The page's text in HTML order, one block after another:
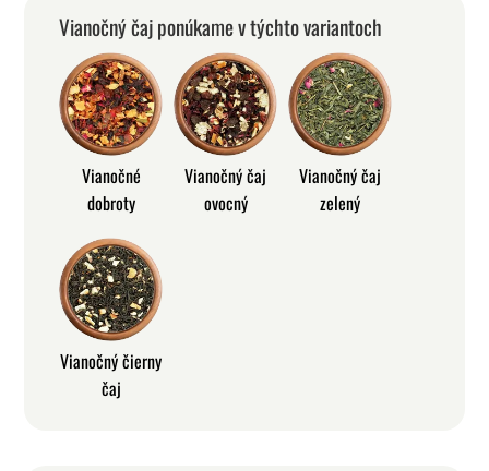
Vianočný čaj ponúkame v týchto variantoch
Vianočné
dobroty
Vianočný čaj
ovocný
Vianočný čaj
zelený
Vianočný čierny
čaj